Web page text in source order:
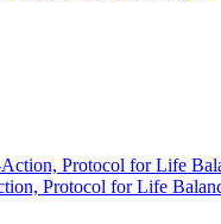
Protocol for Life